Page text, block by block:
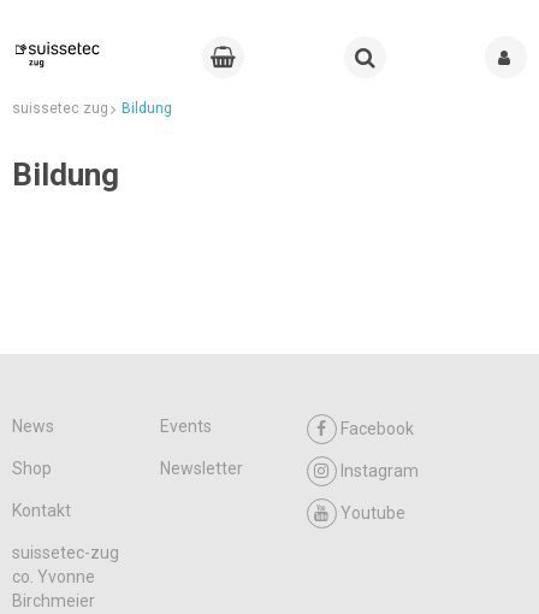
suissetec zug Bildung
Bildung
News Events
Shop Newsletter
Kontakt
Facebook
Instagram
Youtube
suissetec-zug
co. Yvonne
Birchmeier